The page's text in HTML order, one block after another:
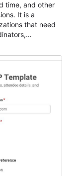
time, and other
It is a
that need